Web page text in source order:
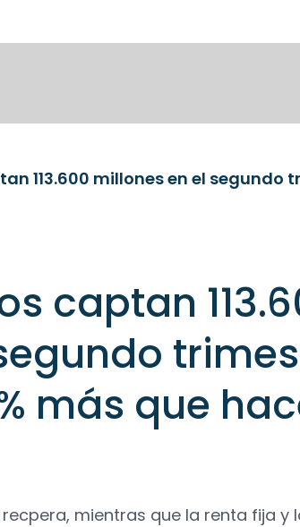
captan
más que
mientras que la renta fija y